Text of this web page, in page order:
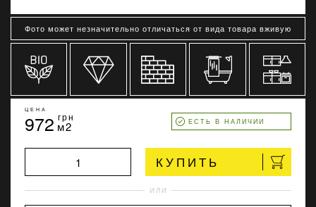
Фото может незначительно отличаться от вида товара вживую
ЦЕНА
972 грн
м2 ЕСТЬ В НАЛИЧИИ
КУПИТЬ
ИЛИ